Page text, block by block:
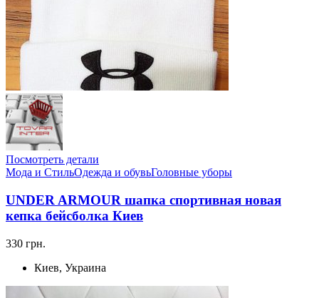
Посмотреть детали
Мода и СтильОдежда и обувьГоловные уборы
UNDER ARMOUR шапка спортивная новая
кепка бейсболка Киев
330 грн.
Киев, Украина